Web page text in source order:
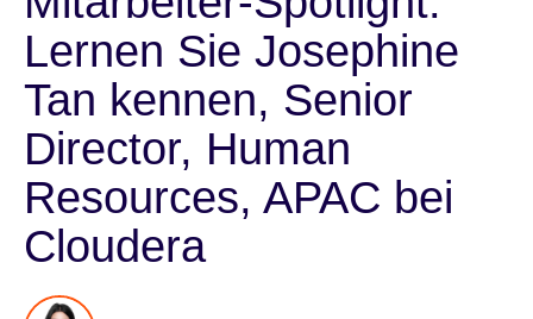
Kultur
Branche
Finanzdienstleistungen
Lernen Sie Josephine
Tan kennen, Senior
Director, Human
Resources, APAC bei
Cloudera